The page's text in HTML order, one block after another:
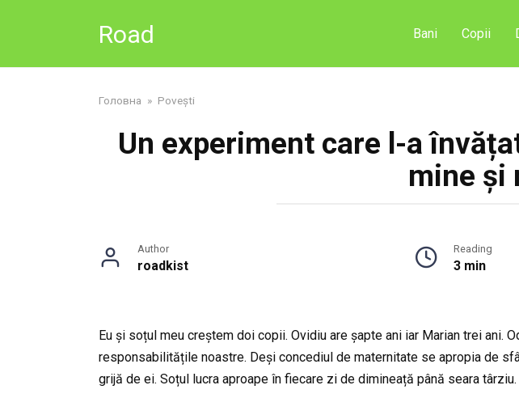
Road Bani Copii
Головна » Povești
Un experiment care l-a
mine și
Author
roadkist
Reading
3 min
Eu și soțul meu creștem doi copii. Ovidiu are șapte ani iar Marian trei ani.
responsabilitățile noastre. Deși concediul de maternitate se apropia de
grijă de ei. Soțul lucra aproape în fiecare zi de dimineață până seara târziu.